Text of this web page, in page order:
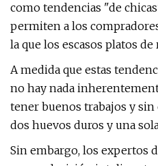
como tendencias "de
permiten a los
la que los escasos platos
A medida que estas
no hay nada
tener buenos trabajos y sin
dos huevos duros y una
Sin embargo, los expertos